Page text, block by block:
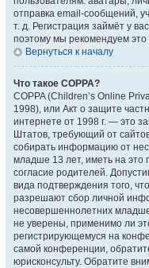
отправка email-сообщений,
т. д. Регистрация займёт у
поэтому мы рекомендуем это
Вернуться к началу
Что такое COPPA?
COPPA (Children’s Online
1998), или Акт о защите
интернете от 1998 г. — это
Штатов, требующий от
собирать информацию от
младше 13 лет, иметь на это
согласие родителей.
вида подтверждения того,
разрешают сбор личной
несовершеннолетних
не уверены, применимо ли
регистрирующемуся на
самой конференции,
юрисконсульту. Обратите